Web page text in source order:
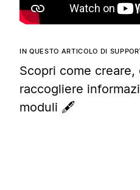
IN QUESTO ARTICOLO DI
Scopri come
raccogliere
moduli 🖋️